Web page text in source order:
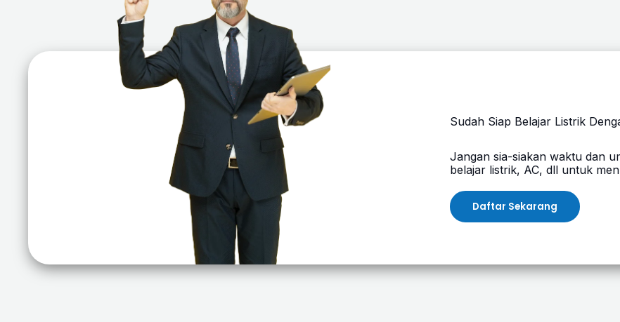
Sudah Siap Belajar Listrik
Jangan sia-siakan waktu dan
belajar listrik, AC, dll untuk
Daftar Sekarang